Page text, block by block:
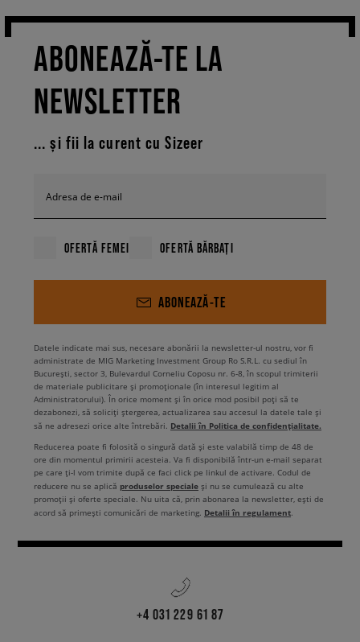
ABONEAZĂ-TE LA
NEWSLETTER
... și fii la curent cu Sizeer
Adresa de e-mail
OFERTĂ FEMEI OFERTĂ BĂRBAȚI
ABONEAZĂ-TE
Datele indicate mai sus, necesare abonării la newsletter-ul nostru, vor fi
administrate de MIG Marketing Investment Group Ro S.R.L. cu sediul în
București, sector 3, Bulevardul Corneliu Coposu nr. 6-8, în scopul trimiterii
de materiale publicitare și promoționale (în interesul legitim al
Administratorului). În orice moment și în orice mod posibil poți să te
dezabonezi, să soliciți ștergerea, actualizarea sau accesul la datele tale și
să ne adresezi orice alte întrebări. Detalii în Politica de confidențialitate.
Reducerea poate fi folosită o singură dată și este valabilă timp de 48 de
ore din momentul primirii acesteia. Va fi disponibilă într-un e-mail separat
pe care ți-l vom trimite după ce faci click pe linkul de activare. Codul de
reducere nu se aplică produselor speciale și nu se cumulează cu alte
promoții și oferte speciale. Nu uita că, prin abonarea la newsletter, ești de
acord să primești comunicări de marketing. Detalii în regulament.
+4 031 229 61 87